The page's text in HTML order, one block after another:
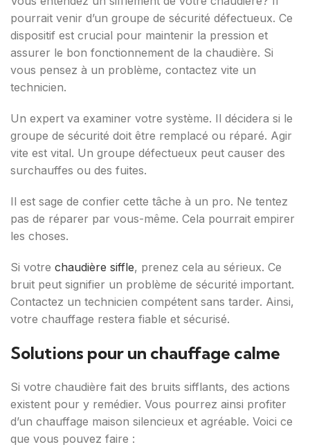
pourrait venir d’un groupe de sécurité défectueux. Ce
dispositif est crucial pour maintenir la pression et
assurer le bon fonctionnement de la chaudière. Si
vous pensez à un problème, contactez vite un
technicien.
Un expert va examiner votre système. Il décidera si le
groupe de sécurité doit être remplacé ou réparé. Agir
vite est vital. Un groupe défectueux peut causer des
surchauffes ou des fuites.
Il est sage de confier cette tâche à un pro. Ne tentez
pas de réparer par vous-même. Cela pourrait empirer
les choses.
Si votre chaudière siffle, prenez cela au sérieux. Ce
bruit peut signifier un problème de sécurité important.
Contactez un technicien compétent sans tarder. Ainsi,
votre chauffage restera fiable et sécurisé.
Solutions pour un chauffage calme
Si votre chaudière fait des bruits sifflants, des actions
existent pour y remédier. Vous pourrez ainsi profiter
d’un chauffage maison silencieux et agréable. Voici ce
que vous pouvez faire :